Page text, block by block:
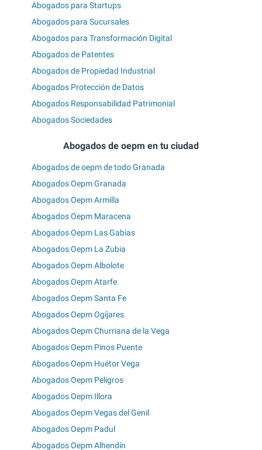
Abogados para Startups
Abogados para Sucursales
Abogados para Transformación Digital
Abogados de Patentes
Abogados de Propiedad Industrial
Abogados Protección de Datos
Abogados Responsabilidad Patrimonial
Abogados Sociedades
Abogados de oepm en tu ciudad
Abogados de oepm de todo Granada
Abogados Oepm Granada
Abogados Oepm Armilla
Abogados Oepm Maracena
Abogados Oepm Las Gabias
Abogados Oepm La Zubia
Abogados Oepm Albolote
Abogados Oepm Atarfe
Abogados Oepm Santa Fe
Abogados Oepm Ogíjares
Abogados Oepm Churriana de la Vega
Abogados Oepm Pinos Puente
Abogados Oepm Huétor Vega
Abogados Oepm Peligros
Abogados Oepm Illora
Abogados Oepm Vegas del Genil
Abogados Oepm Padul
Abogados Oepm Alhendín